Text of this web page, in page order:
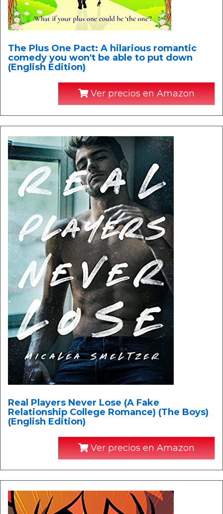
The Plus One Pact: A hilarious romantic
comedy you won't be able to put down
(English Edition)
Ver precios en Amazon
Real Players Never Lose (A Fake
Relationship College Romance) (The Boys)
(English Edition)
Ver precios en Amazon